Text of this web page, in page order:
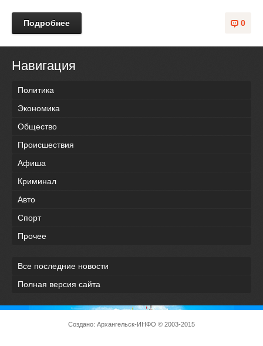
0
Подробнее
Навигация
Политика
Экономика
Общество
Происшествия
Афиша
Криминал
Авто
Спорт
Прочее
Все последние новости
Полная версия сайта
Создано: Архангельск-ИНФО © 2003-2015